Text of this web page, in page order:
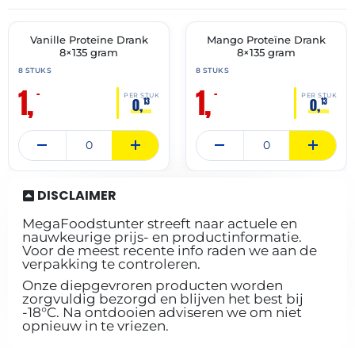
🔥 OP=OP
Vanille Proteïne Drank
8×135 gram
8 STUKS
1,– PER STUK
0,13
🔥 OP=OP
Mango Proteïne Drank
8×135 gram
8 STUKS
1,– PER STUK
0,13
DISCLAIMER
MegaFoodstunter streeft naar actuele en
nauwkeurige prijs- en productinformatie.
Voor de meest recente info raden we aan de
verpakking te controleren.
Onze diepgevroren producten worden
zorgvuldig bezorgd en blijven het best bij
-18°C. Na ontdooien adviseren we om niet
opnieuw in te vriezen.